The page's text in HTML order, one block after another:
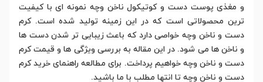
و مغذی پوست دست و کوتیکول ناخن وچه نمونه ای با کیفیت
ترین محصولاتی است که در این زمینه تولید شده است. کرم
دست و ناخن وچه خواصی دارد که باعث زیبایی تر شدن دست ها
و ناخن ها می شود. در این مقاله به بررسی ویژگی ها و قیمت کرم
دست و ناخن وچه خواهیم پرداخت. برای مطالعه راهنمای خرید کرم
دست و ناخن وچه تا انتها مطلب با ما باشید.